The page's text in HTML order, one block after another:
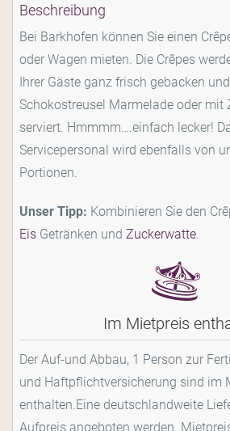
Beschreibung
Bei Barkhofen können Sie einen
oder Wagen mieten. Die Crêpes
Ihrer Gäste ganz frisch gebacken
Schokostreusel Marmelade oder mit
serviert. Hmmmm….einfach lecker!
Servicepersonal wird ebenfalls von
Portionen.
Unser Tipp: Kombinieren Sie den
Eis Getränken und Zuckerwatte
Im Mietpreis
Der Auf-und Abbau, 1 Person zur
und Haftpflichtversicherung sind im
enthalten.Eine deutschlandweite
Aufpreis angeboten werden.